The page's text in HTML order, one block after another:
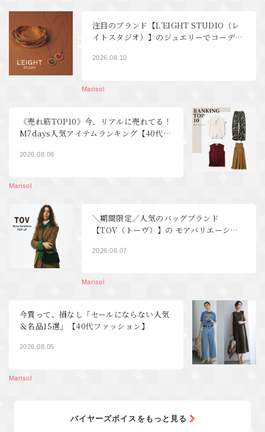
注目のブランド【L’EIGHT STUDIO（レ
イトスタジオ）】のジュエリーでコーデを
2026.08.10
Marisol
《売れ筋TOP10》今、リアルに売れてる！
M7days人気アイテムランキング【40代フ
2026.08.08
Marisol
＼期間限定／人気のバッグブランド
【TOV（トーヴ）】の モアバリエーショ
2026.08.07
Marisol
今買って、損なし「セールにならない人気
＆名品15選」【40代ファッション】
2026.08.05
Marisol
バイヤーズボイスをもっと見る